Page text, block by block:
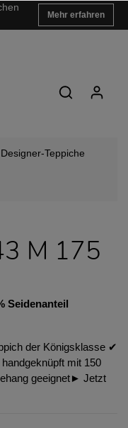
Mehr erfahren
Teppiche
M 175
Seidenanteil
der Königsklasse ✔︎
mit 150
geeignet► Jetzt